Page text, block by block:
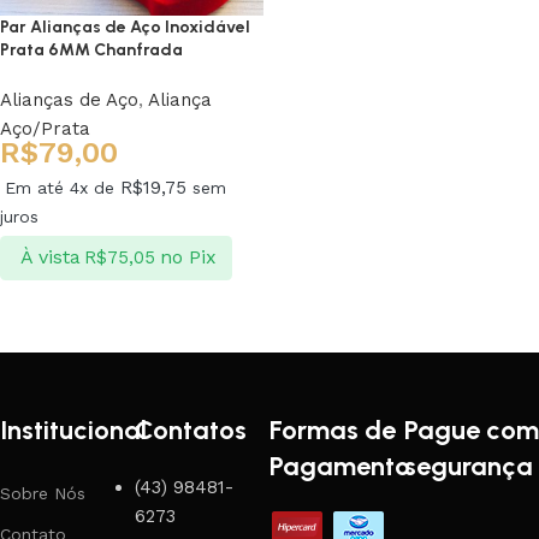
Par Alianças de Aço Inoxidável
Prata 6MM Chanfrada
Alianças de Aço, Aliança
Aço/Prata
R$79,00
Em até 4x de R$19,75 sem
juros
À vista R$75,05 no Pix
Institucional
Sobre Nós
Contato
Contatos
(43) 98481-
6273
Formas de
Pagamento
Pague com
segurança